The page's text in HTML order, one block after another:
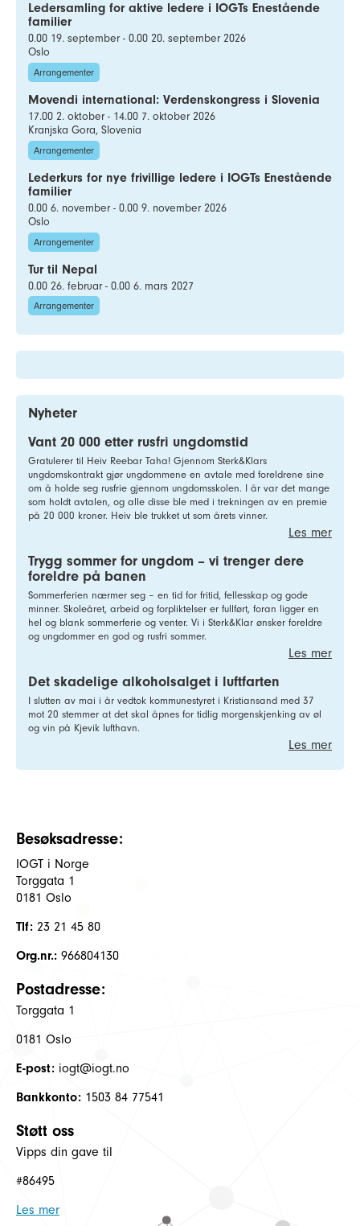
Ledersamling for aktive ledere i IOGTs Enestående
familier
0.00 19. september - 0.00 20. september 2026
Oslo
Arrangementer
Movendi international: Verdenskongress i Slovenia
17.00 2. oktober - 14.00 7. oktober 2026
Kranjska Gora, Slovenia
Arrangementer
Lederkurs for nye frivillige ledere i IOGTs Enestående
familier
0.00 6. november - 0.00 9. november 2026
Oslo
Arrangementer
Tur til Nepal
0.00 26. februar - 0.00 6. mars 2027
Arrangementer
Nyheter
Vant 20 000 etter rusfri ungdomstid
Gratulerer til Heiv Reebar Taha! Gjennom Sterk&Klars
ungdomskontrakt gjør ungdommene en avtale med foreldrene sine
om å holde seg rusfrie gjennom ungdomsskolen. I år var det mange
som holdt avtalen, og alle disse ble med i trekningen av en premie
på 20 000 kroner. Heiv ble trukket ut som årets vinner.
Les mer
Trygg sommer for ungdom – vi trenger dere
foreldre på banen
Sommerferien nærmer seg – en tid for fritid, fellesskap og gode
minner. Skoleåret, arbeid og forpliktelser er fullført, foran ligger en
hel og blank sommerferie og venter. Vi i Sterk&Klar ønsker foreldre
og ungdommer en god og rusfri sommer.
Les mer
Det skadelige alkoholsalget i luftfarten
I slutten av mai i år vedtok kommunestyret i Kristiansand med 37
mot 20 stemmer at det skal åpnes for tidlig morgenskjenking av øl
og vin på Kjevik lufthavn.
Les mer
Besøksadresse:
IOGT i Norge
Torggata 1
0181 Oslo
Tlf: 23 21 45 80
Org.nr.: 966804130
Postadresse:
Torggata 1
0181 Oslo
E-post: iogt@iogt.no
Bankkonto: 1503 84 77541
Støtt oss
Vipps din gave til
#86495
Les mer